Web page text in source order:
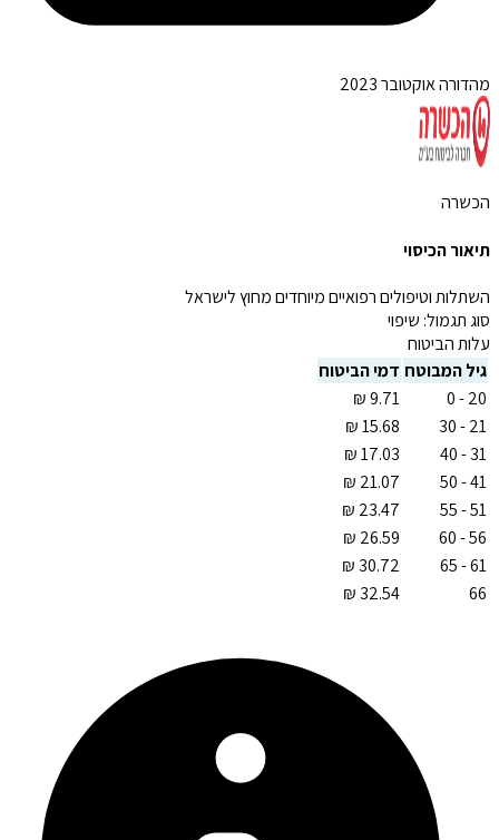
מהדורה אוקטובר 2023
הכשרה
תיאור הכיסוי
השתלות וטיפולים רפואיים מיוחדים מחוץ לישראל
סוג תגמול:שיפוי
עלות הביטוח
גיל המבוטחדמי הביטוח
20 - 0
21 - 30
31 - 40
41 - 50
51 - 55
56 - 60
61 - 65
66